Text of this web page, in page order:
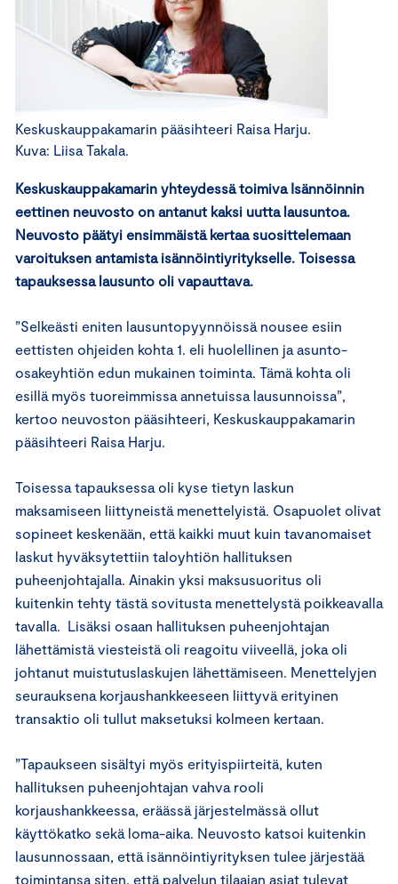
Keskuskauppakamarin pääsihteeri Raisa Harju.
Kuva: Liisa Takala.
Keskuskauppakamarin yhteydessä toimiva Isännöinnin
eettinen neuvosto on antanut kaksi uutta lausuntoa.
Neuvosto päätyi ensimmäistä kertaa suosittelemaan
varoituksen antamista isännöintiyritykselle. Toisessa
tapauksessa lausunto oli vapauttava.
”Selkeästi eniten lausuntopyynnöissä nousee esiin
eettisten ohjeiden kohta 1. eli huolellinen ja asunto-
osakeyhtiön edun mukainen toiminta. Tämä kohta oli
esillä myös tuoreimmissa annetuissa lausunnoissa”,
kertoo neuvoston pääsihteeri, Keskuskauppakamarin
pääsihteeri Raisa Harju.
Toisessa tapauksessa oli kyse tietyn laskun
maksamiseen liittyneistä menettelyistä. Osapuolet olivat
sopineet keskenään, että kaikki muut kuin tavanomaiset
laskut hyväksytettiin taloyhtiön hallituksen
puheenjohtajalla. Ainakin yksi maksusuoritus oli
kuitenkin tehty tästä sovitusta menettelystä poikkeavalla
tavalla. Lisäksi osaan hallituksen puheenjohtajan
lähettämistä viesteistä oli reagoitu viiveellä, joka oli
johtanut muistutuslaskujen lähettämiseen. Menettelyjen
seurauksena korjaushankkeeseen liittyvä erityinen
transaktio oli tullut maksetuksi kolmeen kertaan.
”Tapaukseen sisältyi myös erityispiirteitä, kuten
hallituksen puheenjohtajan vahva rooli
korjaushankkeessa, eräässä järjestelmässä ollut
käyttökatko sekä loma-aika. Neuvosto katsoi kuitenkin
lausunnossaan, että isännöintiyrityksen tulee järjestää
toimintansa siten, että palvelun tilaajan asiat tulevat